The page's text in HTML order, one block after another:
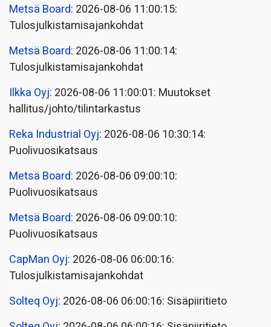
Metsä Board: 2026-08-06 11:00:15:
Tulosjulkistamisajankohdat
Metsä Board: 2026-08-06 11:00:14:
Tulosjulkistamisajankohdat
Ilkka Oyj: 2026-08-06 11:00:01: Muutokset
hallitus/johto/tilintarkastus
Reka Industrial Oyj: 2026-08-06 10:30:14:
Puolivuosikatsaus
Metsä Board: 2026-08-06 09:00:10:
Puolivuosikatsaus
Metsä Board: 2026-08-06 09:00:10:
Puolivuosikatsaus
CapMan Oyj: 2026-08-06 06:00:16:
Tulosjulkistamisajankohdat
Solteq Oyj: 2026-08-06 06:00:16: Sisäpiiritieto